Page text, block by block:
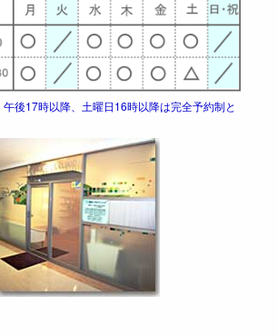
後17時以降、土曜日16時以降は完全予約制と